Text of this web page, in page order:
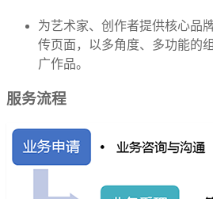
为艺术家、创作者提供核心品
传页面，以多角度、多功能的
广作品。
服务流程